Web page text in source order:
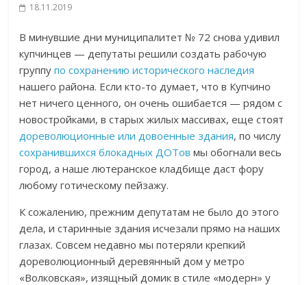
18.11.2019
В минувшие дни муниципалитет № 72 снова удивил
купчинцев — депутаты решили создать рабочую
группупо сохранению исторического наследия
нашего района. Если кто-то думает, что в Купчино
нет ничего ценного, он очень ошибается — рядом с
новостройками, в старых жилых массивах, еще стоят
дореволюционные или довоенные здания, по числу
сохранившихся блокадных ДОТов мы обогнали весь
город, а наше лютеранское кладбище даст фору
любому готическому пейзажу.
К сожалению, прежним депутатам не было до этого
дела, и старинные здания исчезали прямо на наших
глазах. Совсем недавно мы потеряли крепкий
дореволюционный деревянный дом у метро
«Волковская», изящный домик в стиле «модерн» у